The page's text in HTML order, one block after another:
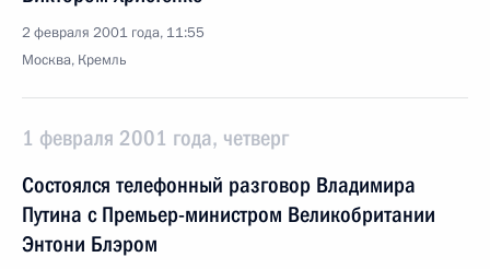
2 февраля 2001 года, 11:55
Москва, Кремль
1 февраля 2001 года, четверг
Состоялся телефонный разговор Владимира
Путина с Премьер-министром Великобритании
Энтони Блэром